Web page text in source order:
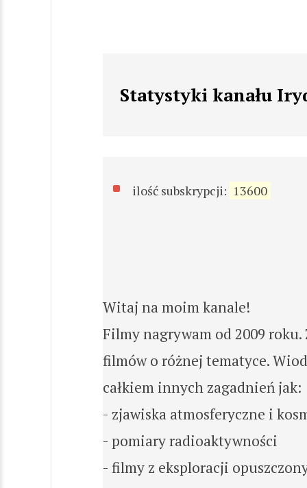
Statystyki kanału
ilość subskrypcji: 13600
Witaj na moim kanale!
Filmy nagrywam od 2009
filmów o różnej tematyce.
całkiem innych zagadnień jak:
- zjawiska atmosferyczne i
- pomiary radioaktywności
- filmy z eksploracji